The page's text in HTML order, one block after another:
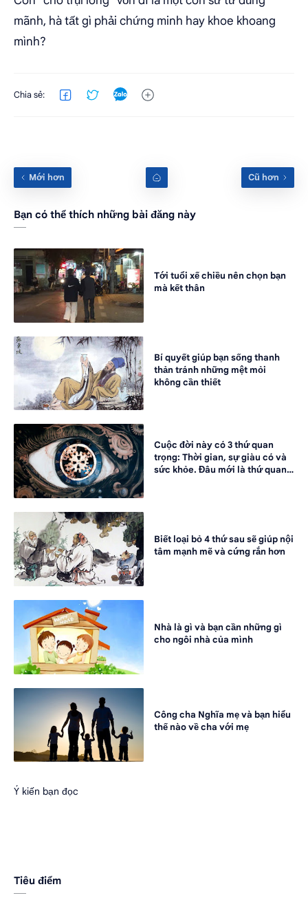
mãnh, hà tất gì phải chứng minh hay khoe khoang
mình?
Bạn có thể thích những bài đăng này
Tới tuổi xế chiều nên chọn bạn
mà kết thân
Bí quyết giúp bạn sống thanh
thản tránh những mệt mỏi
không cần thiết
Cuộc đời này có 3 thứ quan
trọng: Thời gian, sự giàu có và
sức khỏe. Đâu mới là thứ quan
Biết loại bỏ 4 thứ sau sẽ giúp nội
tâm mạnh mẽ và cứng rắn hơn
Nhà là gì và bạn cần những gì
cho ngôi nhà của mình
Công cha Nghĩa mẹ và bạn hiểu
thế nào về cha với mẹ
Ý kiến bạn đọc
Tiêu điểm